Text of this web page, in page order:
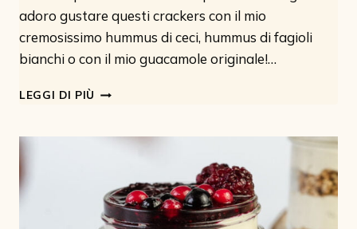
adoro gustare questi crackers con il mio
cremosissimo hummus di ceci, hummus di fagioli
bianchi o con il mio guacamole originale!…
LEGGI DI PIÙ CRACKER
(SENZA